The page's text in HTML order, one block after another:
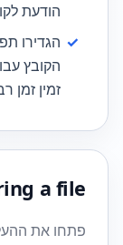
הודעת
✓ הגדירו
הקובץ
זמין זמן
a file
פתחו את